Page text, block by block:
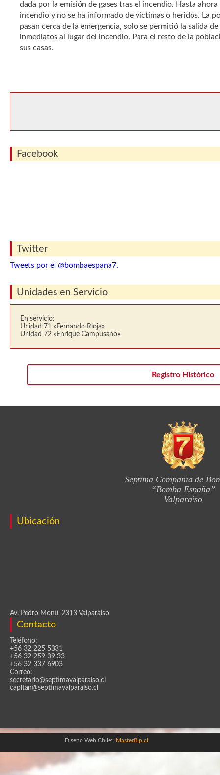
dada por la emisión de gases tras el incendio. Hasta
incendio y no se ha informado de víctimas o heridos. La
pasan cerca de la emergencia, solo se permitió la salida
inmediatos al lugar del incendio. Para el resto de la
sus casas.
Facebook
Twitter
Tweets por el @bombaespana7.
Unidades en Servicio
En servicio:
Unidad 71 «Fernando Rioja»
Unidad 72 «Enrique Campusano»
Registro Histórico
Septima Compañia de
“Bomba España”
Valparaíso
Ubicación
Av. Pedro Montt 2313 Valparaíso
Contacto
Teléfono:
+56 32 225 5331
+56 32 259 39 33
+56 32 337 6903
Correo:
secretario@septimavalparaiso.cl
capitan@septimavalparaiso.cl
Diseno Web Chile: MasterBip.cl